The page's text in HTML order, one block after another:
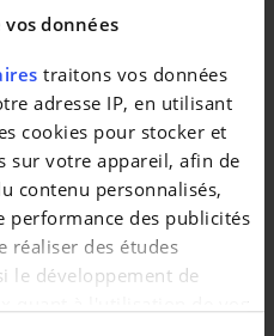
données
traitons vos données
adresse IP, en utilisant
cookies pour stocker et
sur votre appareil, afin de
contenu personnalisés,
performance des publicités
réaliser des études
le développement de
quant à l'utilisation de vos
AU CONTRÔLE TECHNIQUE,
CAR PASS ET UNE
{{{*}}}{{{*}}}{{{*}}}